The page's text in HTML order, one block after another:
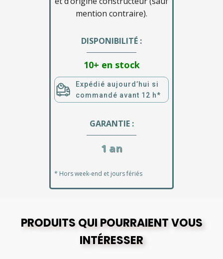
mention contraire).
DISPONIBILITÉ :
10+ en stock
Expédié aujourd’hui si
commandé avant 12 h*
GARANTIE :
1 an
* Hors week-end et jours fériés
PRODUITS QUI POURRAIENT VOUS
INTÉRESSER